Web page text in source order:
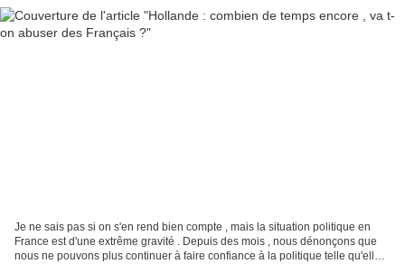
Je ne sais pas si on s'en rend bien compte , mais la situation politique en
France est d'une extrême gravité . Depuis des mois , nous dénonçons que
nous ne pouvons plus continuer à faire confiance à la politique telle qu'elle